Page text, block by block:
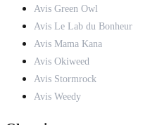
Avis Green Owl
Avis Le Lab du Bonheur
Avis Mama Kana
Avis Okiweed
Avis Stormrock
Avis Weedy